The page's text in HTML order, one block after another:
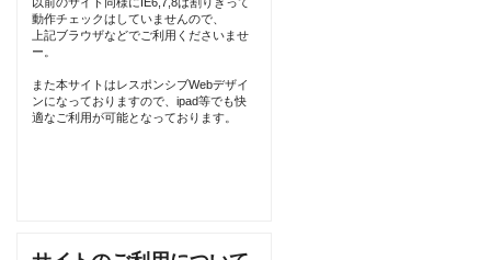
動作チェックはしていませんので、
上記ブラウザなどでご利用くださいませ
ー。
また本サイトはレスポンシブWebデザイ
ンになっておりますので、ipad等でも快
適なご利用が可能となっております。